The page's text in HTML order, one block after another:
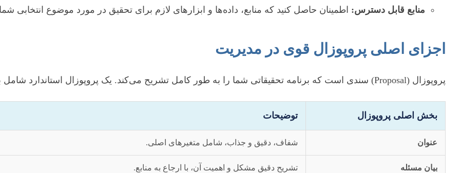
منابع قابل دسترس: اطمینان حاصل کنید که منابع، داده‌ها و ابزارهای لازم برای تحقیق در مورد موضوع انتخابی
اجزای اصلی پروپوزال قوی در مدیریت
پروپوزال (Proposal) سندی است که برنامه تحقیقاتی شما را به طور کامل تشریح می‌کند. یک پروپوزال استاندارد شامل بخش‌های کلیدی زیر است:
بخش اصلی پروپوزال توضیحات
عنوان شفاف، دقیق و جذاب، شامل متغیرهای اصلی.
بیان مسئله تشریح دقیق مشکل و اهمیت آن، با ارجاع به منابع.